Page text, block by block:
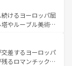
旅をしてみよう！
一覧 を参照してほ
メンコ、熱気あふ
の一部となってい
や、バルセロナの
で多彩な表情を見
スペインはその個
る。 なお、新着のスペイン情報はコ
けるヨーロッパ屈
やルーブル美術館
宮殿、歴史的な大
が、訪れる者を心
国としても知ら
差するヨーロッパ
るロマンチック街